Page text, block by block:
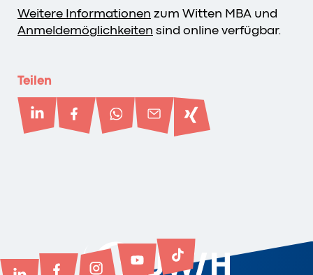
Weitere Informationen zum Witten MBA und
Anmeldemöglichkeiten sind online verfügbar.
Teilen